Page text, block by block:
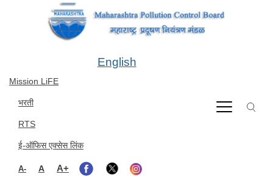
Mission LiFE
भरती
RTS
ई-ऑफिस एक्सेस लिंक
A- A A+
English